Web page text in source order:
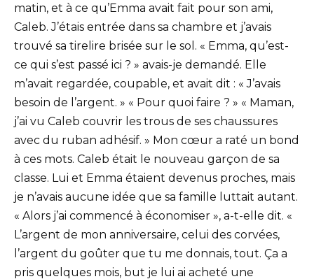
matin, et à ce qu’Emma avait fait pour son ami,
Caleb. J’étais entrée dans sa chambre et j’avais
trouvé sa tirelire brisée sur le sol. « Emma, qu’est-
ce qui s’est passé ici ? » avais-je demandé. Elle
m’avait regardée, coupable, et avait dit : « J’avais
besoin de l’argent. » « Pour quoi faire ? » « Maman,
j’ai vu Caleb couvrir les trous de ses chaussures
avec du ruban adhésif. » Mon cœur a raté un bond
à ces mots. Caleb était le nouveau garçon de sa
classe. Lui et Emma étaient devenus proches, mais
je n’avais aucune idée que sa famille luttait autant.
« Alors j’ai commencé à économiser », a-t-elle dit. «
L’argent de mon anniversaire, celui des corvées,
l’argent du goûter que tu me donnais, tout. Ça a
pris quelques mois, but je lui ai acheté une